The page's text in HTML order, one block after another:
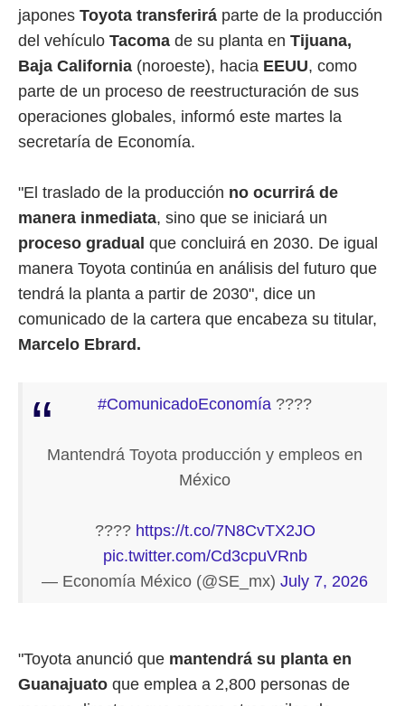
japones Toyota transferirá parte de la producción
del vehículo Tacoma de su planta en Tijuana,
Baja California (noroeste), hacia EEUU, como
parte de un proceso de reestructuración de sus
operaciones globales, informó este martes la
secretaría de Economía.
"El traslado de la producción no ocurrirá de
manera inmediata, sino que se iniciará un
proceso gradual que concluirá en 2030. De igual
manera Toyota continúa en análisis del futuro que
tendrá la planta a partir de 2030", dice un
comunicado de la cartera que encabeza su titular,
Marcelo Ebrard.
#ComunicadoEconomía ????️
Mantendrá Toyota producción y empleos en
México
???? https://t.co/7N8CvTX2JO
pic.twitter.com/Cd3cpuVRnb
— Economía México (@SE_mx) July 7, 2026
"Toyota anunció que mantendrá su planta en
Guanajuato que emplea a 2,800 personas de